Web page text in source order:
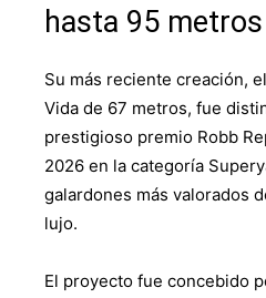
hasta 95
Su más reciente creación,
Vida de 67 metros, fue
prestigioso premio Robb
2026 en la categoría
galardones más valorados
lujo.
El proyecto fue concebido